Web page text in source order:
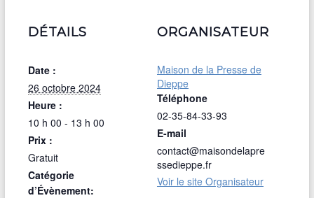
DÉTAILS
Date :
26 octobre 2024
Heure :
10 h 00 - 13 h 00
Prix :
Gratuit
Catégorie
d’Évènement:
ORGANISATEUR
Maison de la Presse de
Dieppe
Téléphone
02-35-84-33-93
E-mail
contact@maisondelapre
ssedieppe.fr
Voir le site Organisateur